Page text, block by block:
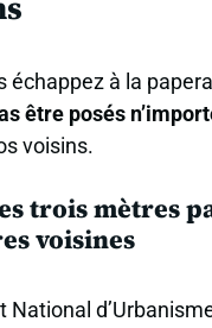
échappez à la
être posés
voisins.
trois mètres
voisines
National